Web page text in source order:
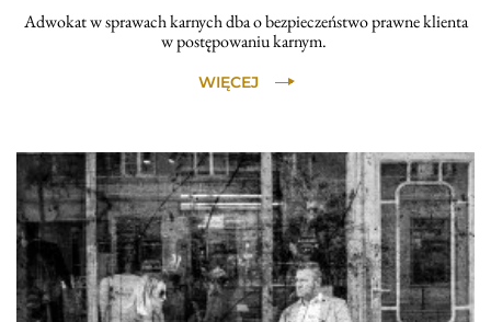
Adwokat w sprawach karnych dba o bezpieczeństwo prawne klienta
w postępowaniu karnym.
WIĘCEJ